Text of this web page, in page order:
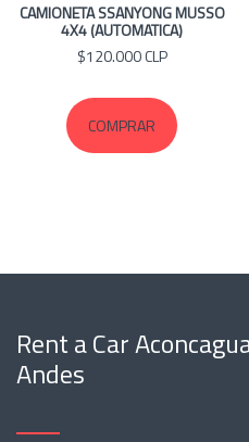
CAMIONETA SSANYONG MUSSO
4X4 (AUTOMATICA)
$120.000 CLP
COMPRAR
Rent a Car
Andes